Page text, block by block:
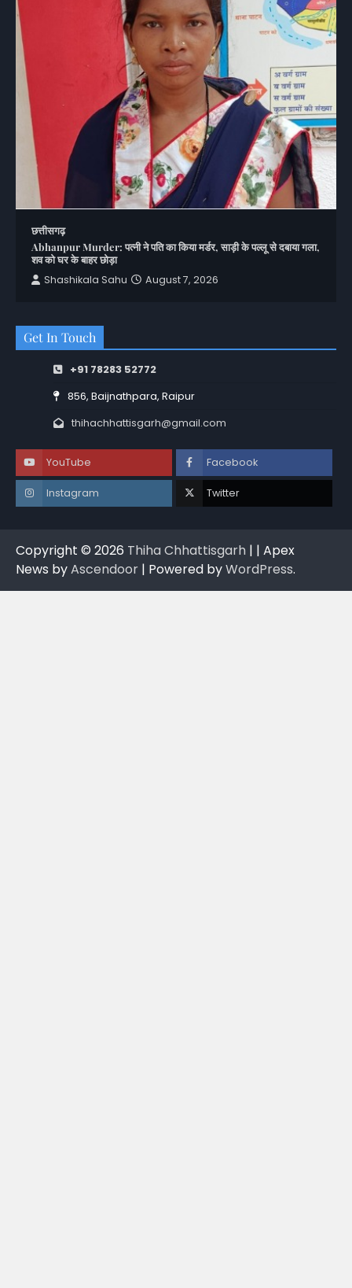
छत्तीसगढ़
Abhanpur Murder: पत्नी ने पति का किया मर्डर, साड़ी के पल्लू से दबाया गला,
शव को घर के बाहर छोड़ा
Shashikala Sahu
August 7, 2026
Get In Touch
+91 78283 52772
856, Baijnathpara, Raipur
thihachhattisgarh@gmail.com
YouTube Facebook
Instagram Twitter
Copyright © 2026 Thiha Chhattisgarh | | Apex
News byAscendoor | Powered byWordPress.